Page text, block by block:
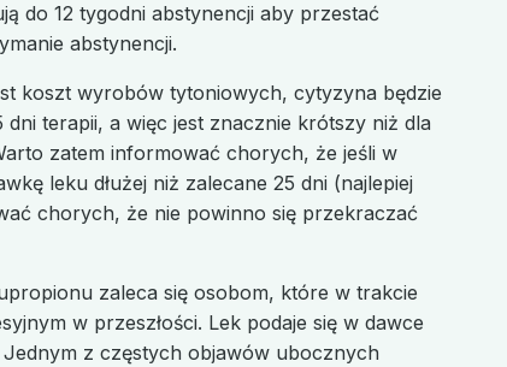
do 12 tygodni abstynencji aby przestać
abstynencji.
koszt wyrobów tytoniowych, cytyzyna będzie
terapii, a więc jest znacznie krótszy niż dla
zatem informować chorych, że jeśli w
leku dłużej niż zalecane 25 dni (najlepiej
chorych, że nie powinno się przekraczać
zaleca się osobom, które w trakcie
w przeszłości. Lek podaje się w dawce
z częstych objawów ubocznych